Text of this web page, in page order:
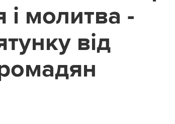
і молитва -
від